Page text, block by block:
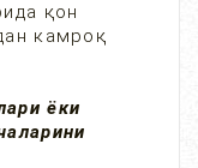
қон
камроқ
ёки